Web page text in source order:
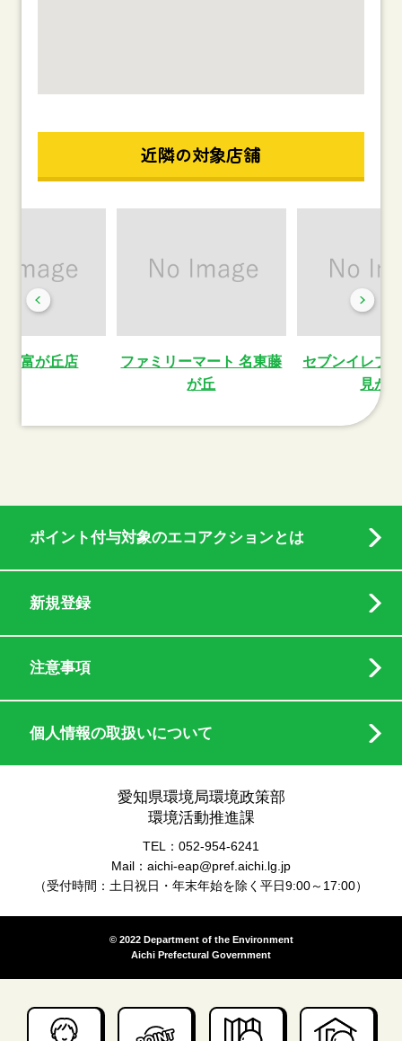
近隣の対象店舗
局富が丘店
ファミリーマート 名東藤
が丘
セブンイレブ
見が
ポイント付与対象のエコアクションとは
新規登録
注意事項
個人情報の取扱いについて
愛知県環境局環境政策部
環境活動推進課
TEL：052-954-6241
Mail：aichi-eap@pref.aichi.lg.jp
（受付時間：土日祝日・年末年始を除く平日9:00～17:00）
© 2022 Department of the Environment
Aichi Prefectural Government